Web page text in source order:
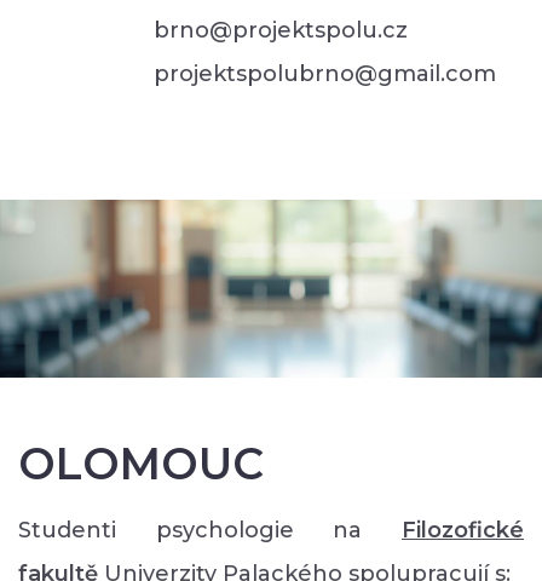
brno@projektspolu.cz
projektspolubrno@gmail.com
OLOMOUC
Studenti psychologie na Filozofické
faku ltě Univerzity Palackého spolupracují s: